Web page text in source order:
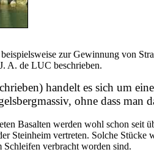
zur Gewinnung von
A. de LUC beschrieben.
handelt es sich um
ohne dass man
Basalten werden wohl schon seit
Steinheim vertreten. Solche
Schleifen verbracht worden sind.